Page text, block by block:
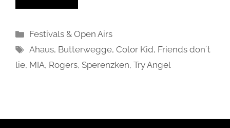
Kategorien
Festivals & Open Airs
Schlagwörter
Ahaus, Butterwegge,Color Kid, Friends don´t
lie, MIA, Rogers, Sperenzken, Try Angel